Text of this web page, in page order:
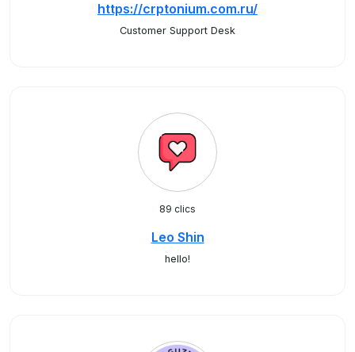
https://crptonium.com.ru/
Customer Support Desk
89 clics
Leo Shin
hello!